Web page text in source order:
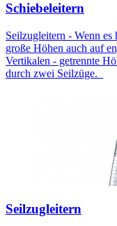
Schiebeleitern
Seilzugleitern - Wenn
große Höhen auch auf
Vertikalen - getrennte
durch zwei Seilzüge.
Seilzugleitern